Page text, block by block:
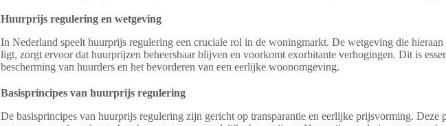
Huurprijs regulering en wetgeving
In Nederland speelt huurprijs regulering een cruciale rol in de woningmarkt. De wetgeving die hieraan
ligt, zorgt ervoor dat huurprijzen beheersbaar blijven en voorkomt exorbitante verhogingen. Dit is
bescherming van huurders en het bevorderen van een eerlijke woonomgeving.
Basisprincipes van huurprijs regulering
De basisprincipes van huurprijs regulering zijn gericht op transparantie en eerlijke prijsvorming. Deze